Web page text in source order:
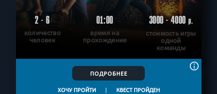
2 - 6
количество
человек
01:00
время на
прохождение
3000 - 4000р.
стоимость игры
одной
команды
ПОДРОБНЕЕ
ХОЧУ ПРОЙТИ | КВЕСТ ПРОЙДЕН